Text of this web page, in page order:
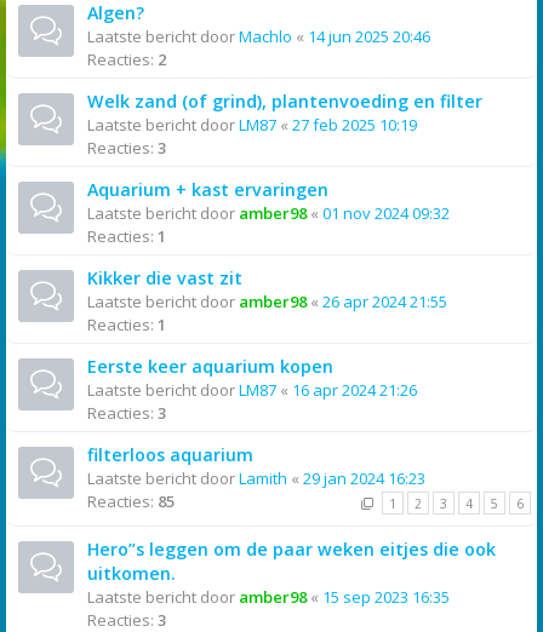
Algen?
Laatste bericht doorMachlo « 14 jun 2025 20:46
Reacties: 2
Welk zand (of grind), plantenvoeding en filter
Laatste bericht doorLM87 « 27 feb 2025 10:19
Reacties: 3
Aquarium + kast ervaringen
Laatste bericht door amber98« 01 nov 2024 09:32
Reacties: 1
Kikker die vast zit
Laatste bericht door amber98« 26 apr 2024 21:55
Reacties: 1
Eerste keer aquarium kopen
Laatste bericht doorLM87 « 16 apr 2024 21:26
Reacties: 3
filterloos aquarium
Laatste bericht doorLamith « 29 jan 2024 16:23
Reacties: 85 1 2 3 4 5 6
Hero”s leggen om de paar weken eitjes die ook
uitkomen.
Laatste bericht door amber98« 15 sep 2023 16:35
Reacties: 3